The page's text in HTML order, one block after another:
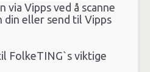
via Vipps ved å scanne
din eller send til Vipps
FolkeTING`s viktige